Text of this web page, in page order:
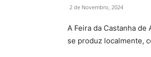
2 de Novembro, 2024
A Feira da Castanha
se produz localmente,